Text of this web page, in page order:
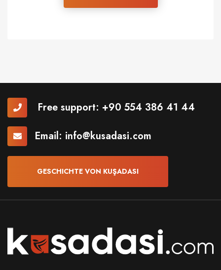
Free support: +90 554 386 41 44
Email: info@kusadasi.com
GESCHICHTE VON KUŞADASI